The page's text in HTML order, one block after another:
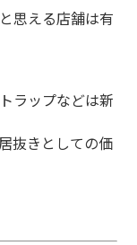
思える店舗は有
ラップなどは新
抜きとしての価